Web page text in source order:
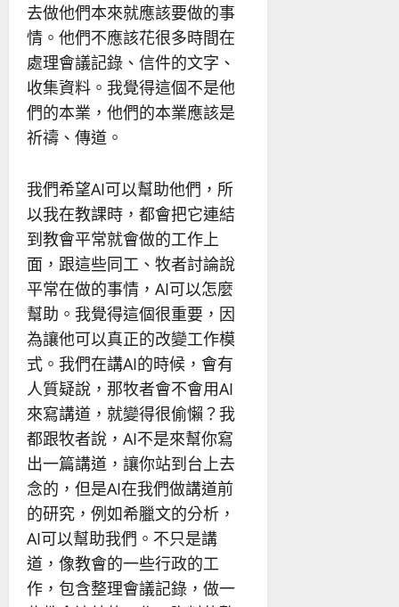
去做他們本來就應該要做的事
情。他們不應該花很多時間在
處理會議記錄、信件的文字、
收集資料。我覺得這個不是他
們的本業，他們的本業應該是
祈禱、傳道。
我們希望AI可以幫助他們，所
以我在教課時，都會把它連結
到教會平常就會做的工作上
面，跟這些同工、牧者討論說
平常在做的事情，AI可以怎麼
幫助。我覺得這個很重要，因
為讓他可以真正的改變工作模
式。我們在講AI的時候，會有
人質疑說，那牧者會不會用AI
來寫講道，就變得很偷懶？我
都跟牧者說，AI不是來幫你寫
出一篇講道，讓你站到台上去
念的，但是AI在我們做講道前
的研究，例如希臘文的分析，
AI可以幫助我們。不只是講
道，像教會的一些行政的工
作，包含整理會議記錄，做一